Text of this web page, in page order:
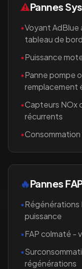
⚠️Pannes
•Voyant AdBlue
tableau de bord
•Puissance
•Panne pompe
remplacement
•Capteurs NOx
récurrents
•
🔥Pannes
•
puissance
•FAP colmaté -
•
régénérations